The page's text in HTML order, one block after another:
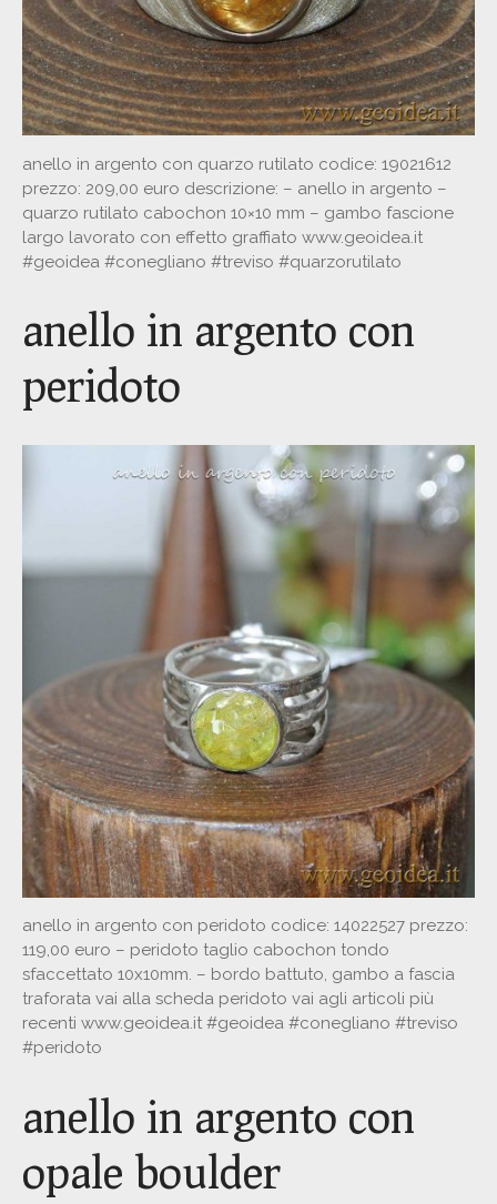
anello in argento con quarzo rutilato codice: 19021612
prezzo: 209,00 euro descrizione: – anello in argento –
quarzo rutilato cabochon 10×10 mm – gambo fascione
largo lavorato con effetto graffiato www.geoidea.it
#geoidea #conegliano #treviso #quarzorutilato
anello in argento con
peridoto
anello in argento con peridoto codice: 14022527 prezzo:
119,00 euro – peridoto taglio cabochon tondo
sfaccettato 10x10mm. – bordo battuto, gambo a fascia
traforata vai alla scheda peridoto vai agli articoli più
recenti www.geoidea.it #geoidea #conegliano #treviso
#peridoto
anello in argento con
opale boulder